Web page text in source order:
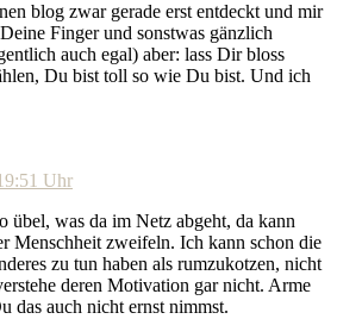
blog zwar gerade erst entdeckt und mir
Finger und sonstwas gänzlich
auch egal) aber: lass Dir bloss
Du bist toll so wie Du bist. Und ich
Uhr
übel, was da im Netz abgeht, da kann
Menschheit zweifeln. Ich kann schon die
zu tun haben als rumzukotzen, nicht
deren Motivation gar nicht. Arme
das auch nicht ernst nimmst.